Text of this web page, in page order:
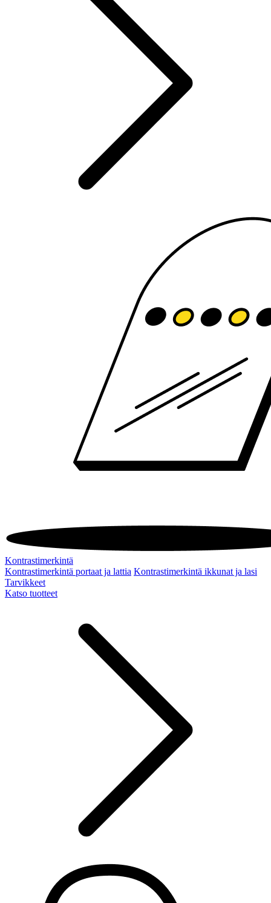
Kontrastimerkintä
Kontrastimerkintä portaat ja lattia Kontrastimerkintä ikkunat ja lasi
Tarvikkeet
Katso tuotteet